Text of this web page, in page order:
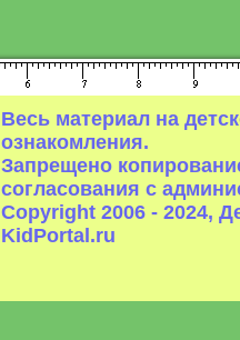
Весь материал на
ознакомления.
Запрещено
согласования с
Copyright 2006 - 2024,
KidPortal.ru